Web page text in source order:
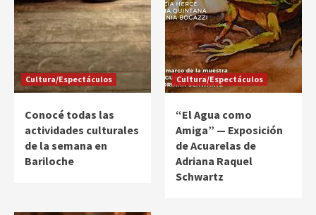
Cultura/Espectáculos
Conocé todas las
actividades culturales
de la semana en
Bariloche
Cultura/Espectáculos
“El Agua como
Amiga” — Exposición
de Acuarelas de
Adriana Raquel
Schwartz